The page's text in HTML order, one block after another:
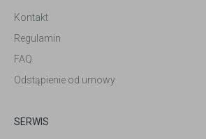
Kontakt
Regulamin
FAQ
Odstąpienie od umowy
SERWIS